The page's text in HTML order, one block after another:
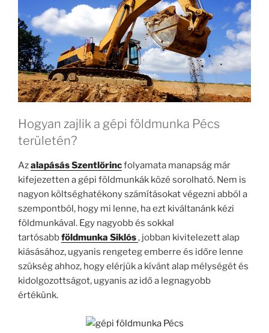
Hogyan zajlik a gépi földmunka Pécs
területén?
Azalapásás Szentlőrincfolyamata manapság már
kifejezetten a gépi földmunkák közé sorolható. Nem is
nagyon költséghatékony számításokat végezni abból a
szempontból, hogy mi lenne, ha ezt kiváltanánk kézi
földmunkával. Egy nagyobb és sokkal
tartósabbföldmunka Siklós, jobban kivitelezett alap
kiásásához, ugyanis rengeteg emberre és időre lenne
szükség ahhoz, hogy elérjük a kívánt alap mélységét és
kidolgozottságot, ugyanis az idő a legnagyobb
értékünk.